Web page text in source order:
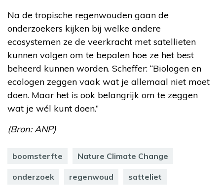
Na de tropische regenwouden gaan de
onderzoekers kijken bij welke andere
ecosystemen ze de veerkracht met satellieten
kunnen volgen om te bepalen hoe ze het best
beheerd kunnen worden. Scheffer: “Biologen en
ecologen zeggen vaak wat je allemaal niet moet
doen. Maar het is ook belangrijk om te zeggen
wat je wél kunt doen.”
(Bron: ANP)
boomsterfte Nature Climate Change
onderzoek regenwoud satteliet